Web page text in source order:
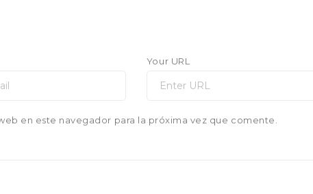
Your URL
en este navegador para la próxima vez que comente.